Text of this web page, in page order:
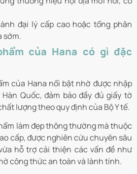
đại lý cấp cao hoặc tổng phân
sớm.
của Hana có gì đặc
của Hana nổi bật nhờ được nhập
Quốc, đảm bảo đầy đủ giấy tờ
lượng theo quy định của Bộ Y tế.
làm đẹp thông thường mà thuộc
cấp, được nghiên cứu chuyên sâu
hỗ trợ cải thiện các vấn đề như
công thức an toàn và lành tính.